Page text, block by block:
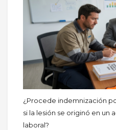
¿Procede indemnización
si la lesión se originó en un
laboral?